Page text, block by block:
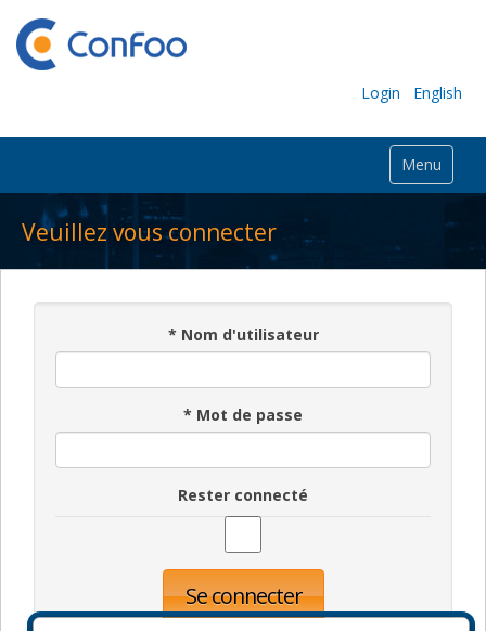
Login English
Menu
Veuillez vous connecter
* Nom d'utilisateur
* Mot de passe
Rester connecté
Se connecter